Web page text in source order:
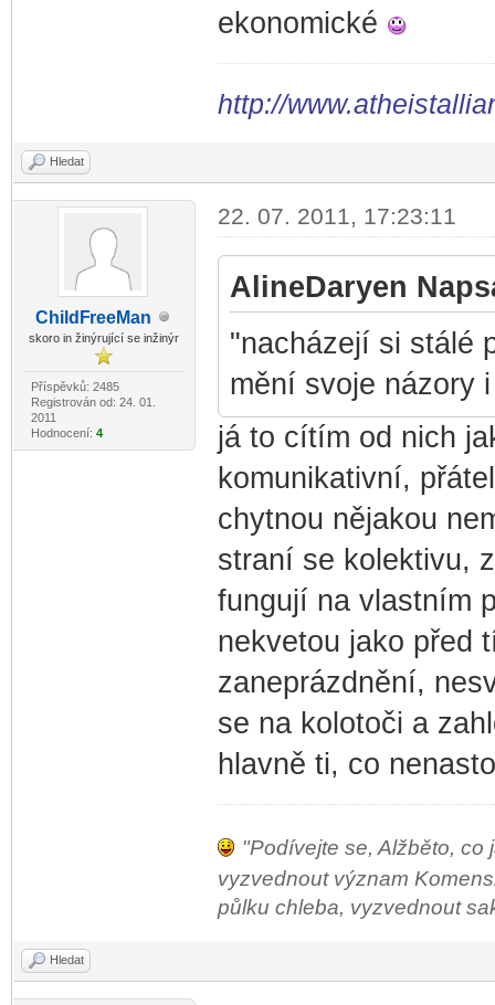
ekonomické
http://
Hledat
ChildFreeMan
skoro in žinýrující se inžinýr
Příspěvků: 2485
Registrován od: 24. 01.
2011
Hodnocení: 4
22. 07. 2011, 17:23:11
AlineDaryen
"nacházejí si stálé
mění svoje názory
já to cítím od nich
komunikativní,
chytnou nějakou
straní se kolektivu,
fungují na vlastním
nekvetou jako před
zaneprázdnění,
se na kolotoči a
hlavně ti, co
"Podívejte se, Alžběto, co
vyzvednout význam
půlku chleba, vyzvednout
Hledat